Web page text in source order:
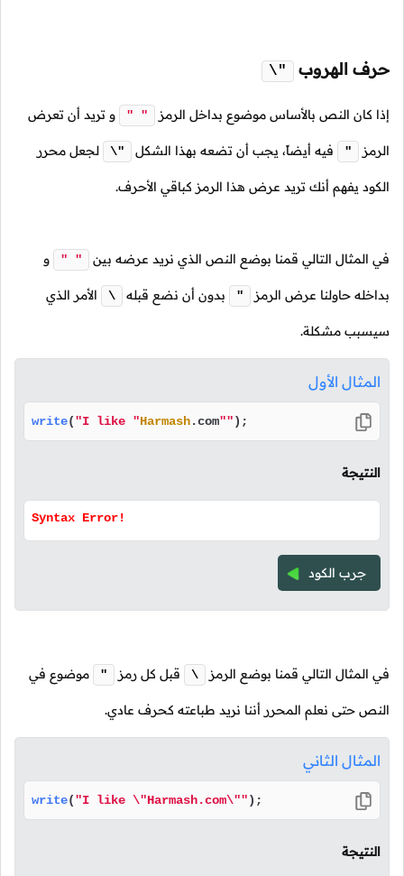
حرف الهروب \"
إذا كان النص بالأساس موضوع بداخل الرمز " " و تريد أن تعرض
الرمز " فيه أيضاً، يجب أن تضعه بهذا الشكل \" لجعل محرر
الكود يفهم أنك تريد عرض هذا الرمز كباقي الأحرف.
في المثال التالي قمنا بوضع النص الذي نريد عرضه بين " " و
بداخله حاولنا عرض الرمز " بدون أن نضع قبله \ الأمر الذي
سيسبب مشكلة.
المثال الأول
write("I like "Harmash.com"");
النتيجة
Syntax Error!
جرب الكود
في المثال التالي قمنا بوضع الرمز \ قبل كل رمز " موضوع في
النص حتى نعلم المحرر أننا نريد طباعته كحرف عادي.
المثال الثاني
write("I like \"Harmash.com\"");
النتيجة